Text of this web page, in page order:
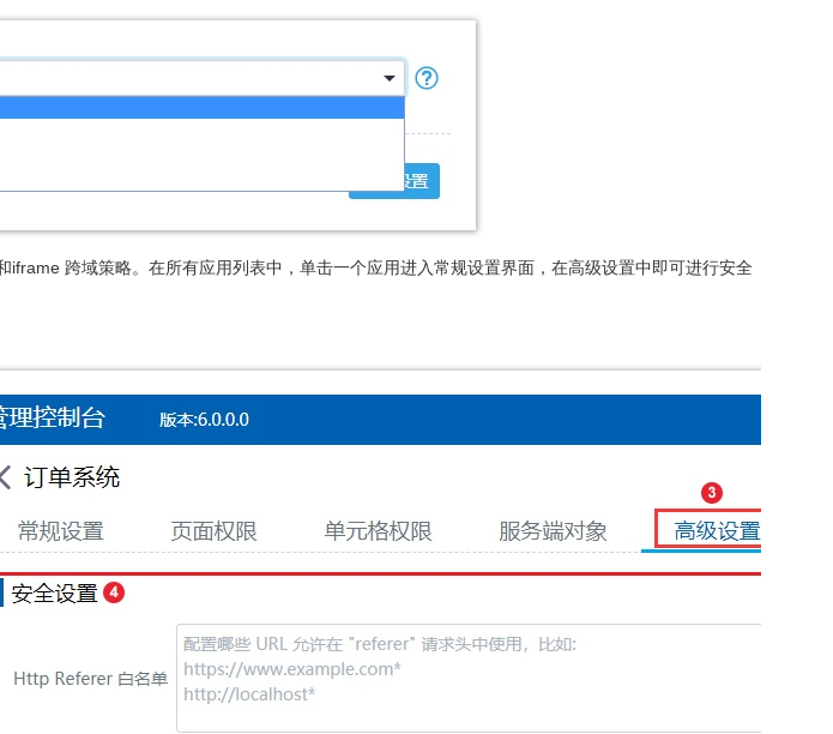
跨域策略。在所有应用列表中，单击一个应用进入常规设置界面，在高级设置中即可进行安全